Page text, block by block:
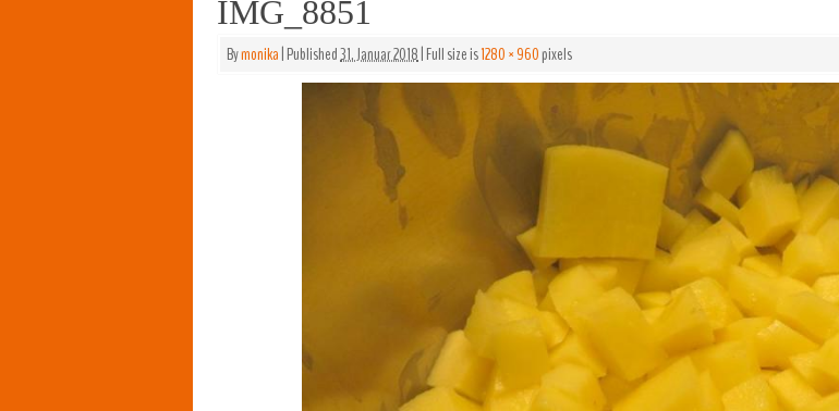
IMG_8851
Bymonika|Published31. Januar 2018|Full size is1280 × 960pixels